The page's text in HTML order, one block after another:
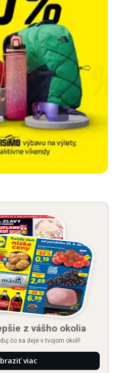
z vášho okolia
čo sa deje v tvojom okolí!
viac